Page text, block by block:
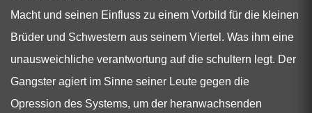
Macht und seinen Einfluss zu einem Vorbild für die kleinen
Brüder und Schwestern aus seinem Viertel. Was ihm eine
unausweichliche verantwortung auf die schultern legt. Der
Gangster agiert im Sinne seiner Leute gegen die
Opression des Systems, um der heranwachsenden